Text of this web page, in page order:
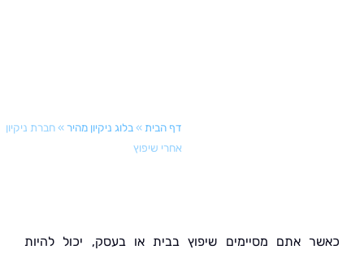
»בלוג ניקיון מהיר »חברת ניקיון
אחרי שיפוץ
אתם מסיימים שיפוץ בבית או בעסק, יכול להיות